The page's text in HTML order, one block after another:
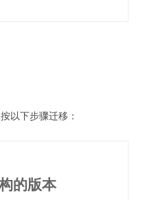
以下步骤迁移：
的版本